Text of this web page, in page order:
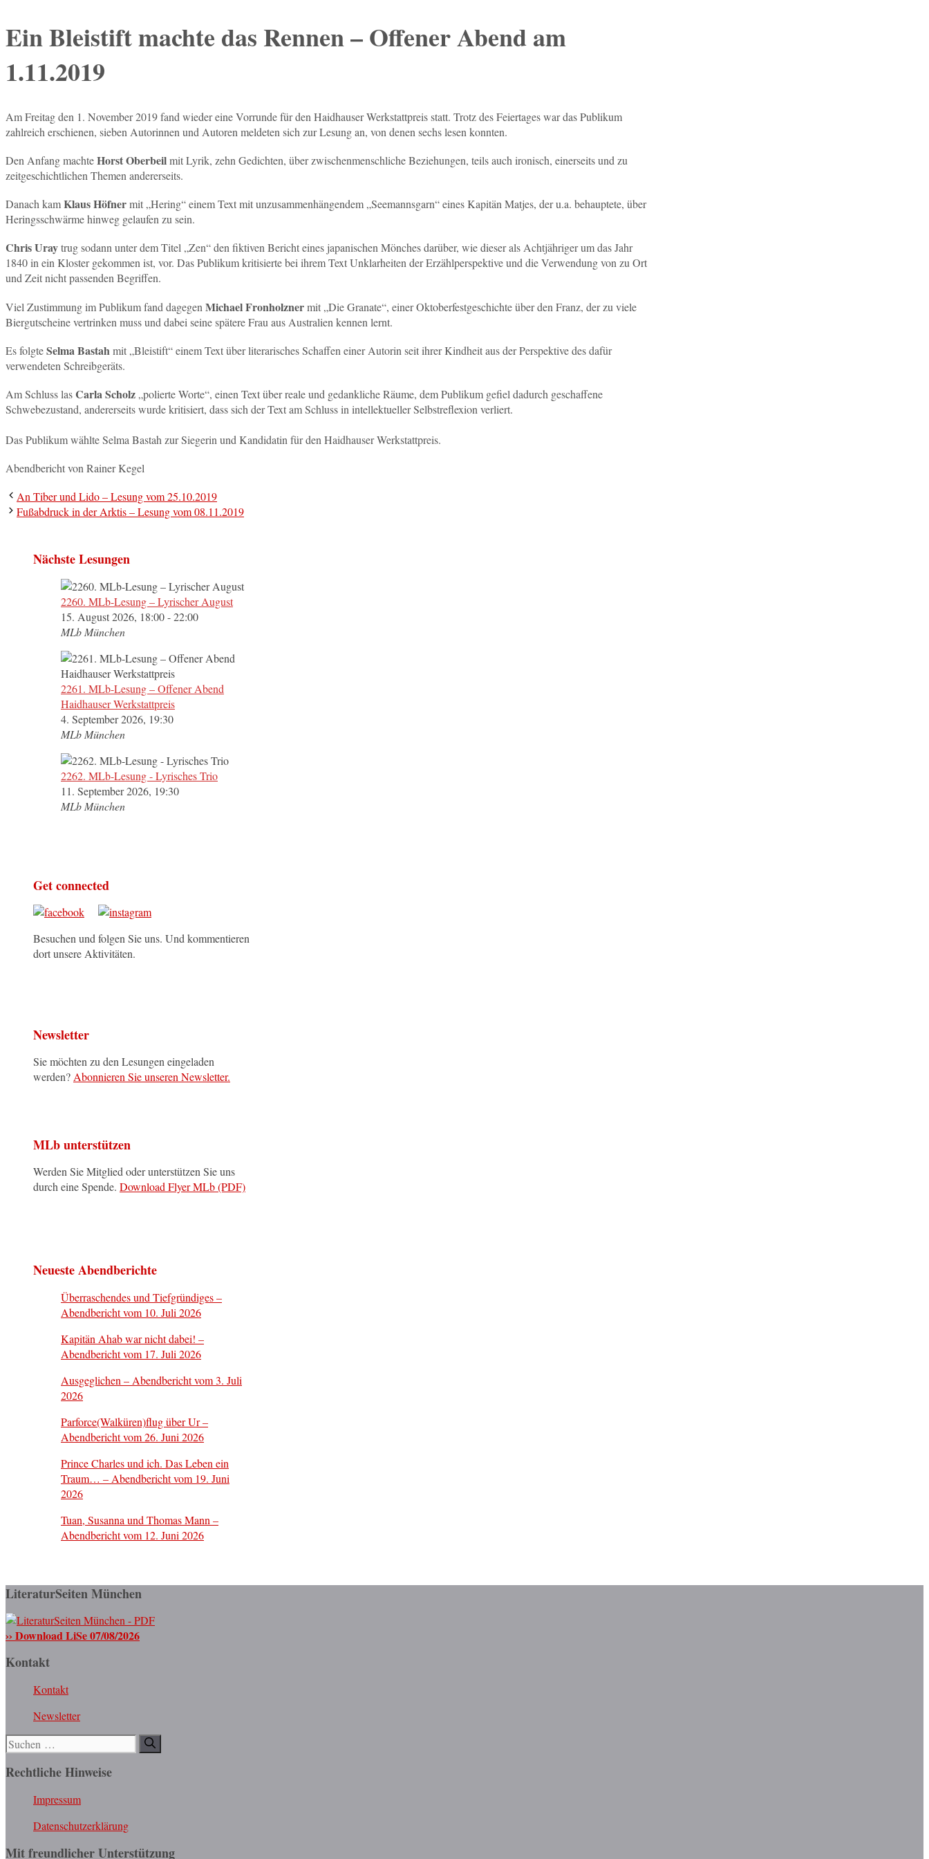
Ein Bleistift machte das Rennen – Offener Abend am
1.11.2019
Am Freitag den 1. November 2019 fand wieder eine Vorrunde für den Haidhauser Werkstattpreis statt. Trotz des Feiertages war das Publikum
zahlreich erschienen, sieben Autorinnen und Autoren meldeten sich zur Lesung an, von denen sechs lesen konnten.
Den Anfang machteHorst Oberbeilmit Lyrik, zehn Gedichten, über zwischenmenschliche Beziehungen, teils auch ironisch, einerseits und zu
zeitgeschichtlichen Themen andererseits.
Danach kamKlaus Höfnermit „Hering“ einem Text mit unzusammenhängendem „Seemannsgarn“ eines Kapitän Matjes, der u.a. behauptete, über
Heringsschwärme hinweg gelaufen zu sein.
Chris Uraytrug sodann unter dem Titel „Zen“ den fiktiven Bericht eines japanischen Mönches darüber, wie dieser als Achtjähriger um das Jahr
1840 in ein Kloster gekommen ist, vor. Das Publikum kritisierte bei ihrem Text Unklarheiten der Erzählperspektive und die Verwendung von zu Ort
und Zeit nicht passenden Begriffen.
Viel Zustimmung im Publikum fand dagegen Michael Fronholznermit „Die Granate“, einer Oktoberfestgeschichte über den Franz, der zu viele
Biergutscheine vertrinken muss und dabei seine spätere Frau aus Australien kennen lernt.
Es folgteSelma Bastahmit „Bleistift“ einem Text über literarisches Schaffen einer Autorin seit ihrer Kindheit aus der Perspektive des dafür
verwendeten Schreibgeräts.
Am Schluss lasCarla Scholz „polierte Worte“, einen Text über reale und gedankliche Räume, dem Publikum gefiel dadurch geschaffene
Schwebezustand, andererseits wurde kritisiert, dass sich der Text am Schluss in intellektueller Selbstreflexion verliert.
Das Publikum wählte Selma Bastah zur Siegerin und Kandidatin für den Haidhauser Werkstattpreis.
Abendbericht von Rainer Kegel
An Tiber und Lido – Lesung vom 25.10.2019
Fußabdruck in der Arktis – Lesung vom 08.11.2019
Nächste Lesungen
2260. MLb-Lesung – Lyrischer August
15. August 2026, 18:00 - 22:00
MLb München
2261. MLb-Lesung – Offener Abend
Haidhauser Werkstattpreis
4. September 2026, 19:30
MLb München
2262. MLb-Lesung - Lyrisches Trio
11. September 2026, 19:30
MLb München
Get connected
Besuchen und folgen Sie uns. Und kommentieren
dort unsere Aktivitäten.
Newsletter
Sie möchten zu den Lesungen eingeladen
werden?Abonnieren Sie unseren Newsletter.
MLb unterstützen
Werden Sie Mitglied oder unterstützen Sie uns
durch eine Spende. Download Flyer MLb (PDF)
Neueste Abendberichte
Überraschendes und Tiefgründiges –
Abendbericht vom 10. Juli 2026
Kapitän Ahab war nicht dabei! –
Abendbericht vom 17. Juli 2026
Ausgeglichen – Abendbericht vom 3. Juli
2026
Parforce(Walküren)flug über Ur –
Abendbericht vom 26. Juni 2026
Prince Charles und ich. Das Leben ein
Traum… – Abendbericht vom 19. Juni
2026
Tuan, Susanna und Thomas Mann –
Abendbericht vom 12. Juni 2026
LiteraturSeiten München
›› Download LiSe 07/08/2026
Kontakt
Kontakt
Newsletter
Suchen
nach:
Rechtliche Hinweise
Impressum
Datenschutzerklärung
Mit freundlicher Unterstützung